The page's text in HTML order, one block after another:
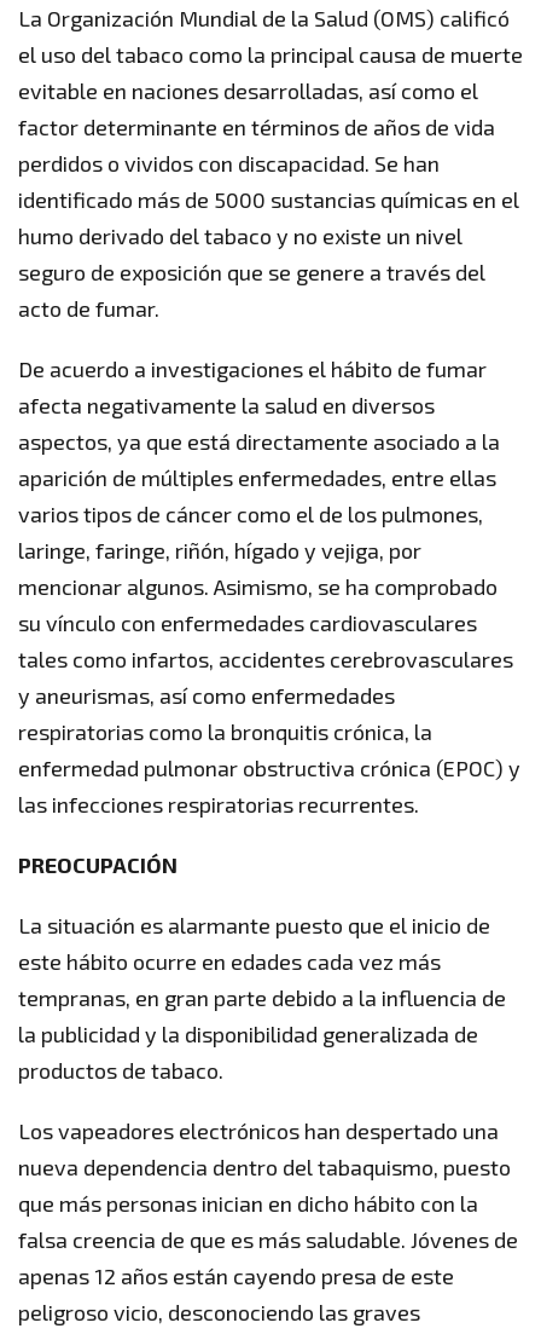
La Organización Mundial de la Salud (OMS) calificó
el uso del tabaco como la principal causa de muerte
evitable en naciones desarrolladas, así como el
factor determinante en términos de años de vida
perdidos o vividos con discapacidad. Se han
identificado más de 5000 sustancias químicas en el
humo derivado del tabaco y no existe un nivel
seguro de exposición que se genere a través del
acto de fumar.
De acuerdo a investigaciones el hábito de fumar
afecta negativamente la salud en diversos
aspectos, ya que está directamente asociado a la
aparición de múltiples enfermedades, entre ellas
varios tipos de cáncer como el de los pulmones,
laringe, faringe, riñón, hígado y vejiga, por
mencionar algunos. Asimismo, se ha comprobado
su vínculo con enfermedades cardiovasculares
tales como infartos, accidentes cerebrovasculares
y aneurismas, así como enfermedades
respiratorias como la bronquitis crónica, la
enfermedad pulmonar obstructiva crónica (EPOC) y
las infecciones respiratorias recurrentes.
PREOCUPACIÓN
La situación es alarmante puesto que el inicio de
este hábito ocurre en edades cada vez más
tempranas, en gran parte debido a la influencia de
la publicidad y la disponibilidad generalizada de
productos de tabaco.
Los vapeadores electrónicos han despertado una
nueva dependencia dentro del tabaquismo, puesto
que más personas inician en dicho hábito con la
falsa creencia de que es más saludable. Jóvenes de
apenas 12 años están cayendo presa de este
peligroso vicio, desconociendo las graves